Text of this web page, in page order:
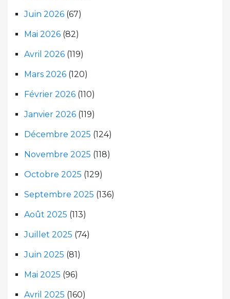
Juin 2026 (67)
Mai 2026 (82)
Avril 2026 (119)
Mars 2026 (120)
Février 2026 (110)
Janvier 2026 (119)
Décembre 2025 (124)
Novembre 2025 (118)
Octobre 2025 (129)
Septembre 2025 (136)
Août 2025 (113)
Juillet 2025 (74)
Juin 2025 (81)
Mai 2025 (96)
Avril 2025 (160)